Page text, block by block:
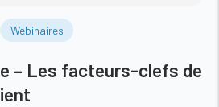
Webinaires
– Les facteurs-clefs de